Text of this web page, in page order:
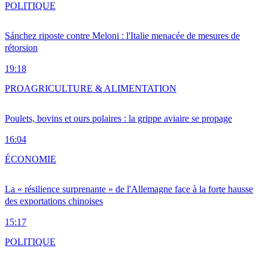
Sánchez riposte contre Meloni : l'Italie menacée de mesures de
rétorsion
19:18
POLITIQUE
Poulets, bovins et ours polaires : la grippe aviaire se propage
16:04
PROAGRICULTURE & ALIMENTATION
La « résilience surprenante » de l'Allemagne face à la forte hausse
des exportations chinoises
15:17
ÉCONOMIE
POLITIQUE